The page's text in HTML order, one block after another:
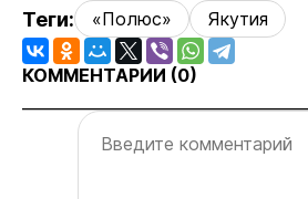
Теги:
«Полюс» Якутия
КОММЕНТАРИИ (0)